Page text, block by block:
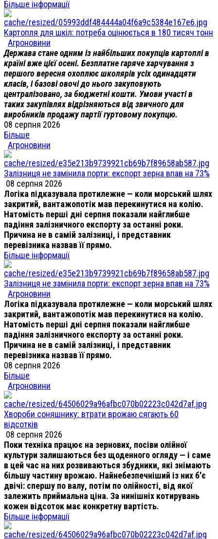
Більше інформації
Картопля для шкіл: потреба оцінюється в 180 тисяч тонн
Агроновини
Держава стане одним із найбільших покупців картоплі в
країні вже цієї осені. Безплатне гаряче харчування з
першого вересня охоплює школярів усіх одинадцяти
класів, і базові овочі до нього закуповують
централізовано, за бюджетні кошти. Умови участі в
таких закупівлях відрізняються від звичного для
виробників продажу партії гуртовому покупцю.
08 серпня 2026
Більше
Агроновини
Залізниця не замінила порти: експорт зерна впав на 73%
08 серпня 2026
Логіка підказувала протилежне — коли морський шлях
закритий, вантажопотік мав перекинутися на колію.
Натомість перші дні серпня показали найглибше
падіння залізничного експорту за останні роки.
Причина не в самій залізниці, і представник
перевізника назвав її прямо.
Більше інформації
Залізниця не замінила порти: експорт зерна впав на 73%
Агроновини
Логіка підказувала протилежне — коли морський шлях
закритий, вантажопотік мав перекинутися на колію.
Натомість перші дні серпня показали найглибше
падіння залізничного експорту за останні роки.
Причина не в самій залізниці, і представник
перевізника назвав її прямо.
08 серпня 2026
Більше
Агроновини
Хвороби соняшнику: втрати врожаю сягають 60
відсотків
08 серпня 2026
Поки техніка працює на зернових, посіви олійної
культури залишаються без щоденного огляду — і саме
в цей час на них розвиваються збудники, які знімають
більшу частину врожаю. Найнебезпечніший із них б'є
двічі: спершу по валу, потім по олійності, від якої
залежить приймальна ціна. За нинішніх котирувань
кожен відсоток має конкретну вартість.
Більше інформації